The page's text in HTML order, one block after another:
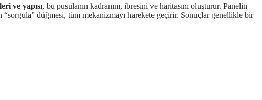
ve yapısı, bu pusulanın kadranını, ibresini ve haritasını oluşturur. Panelin
düğmesi, tüm mekanizmayı harekete geçirir. Sonuçlar genellikle bir